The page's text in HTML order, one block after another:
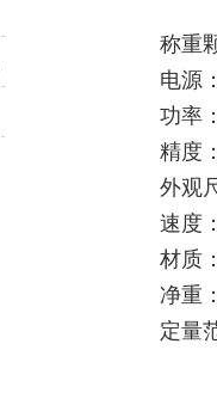
称重
电源
功率
精度
外观
速度
材质
净重
定量